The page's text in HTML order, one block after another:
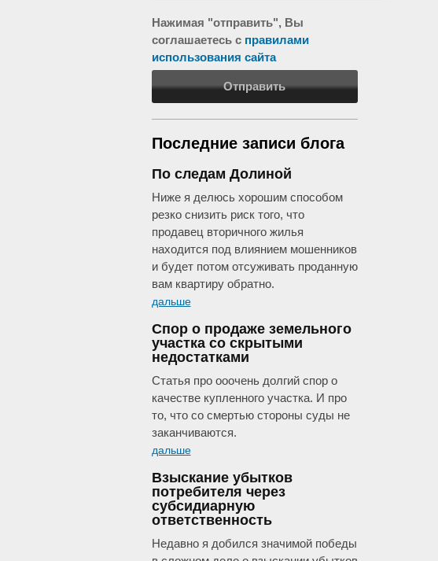
Нажимая "отправить", Вы
соглашаетесь с правилами
использования сайта
Отправить
Последние записи блога
По следам Долиной
Ниже я делюсь хорошим способом
резко снизить риск того, что
продавец вторичного жилья
находится под влиянием мошенников
и будет потом отсуживать проданную
вам квартиру обратно.
дальше
Спор о продаже земельного
участка со скрытыми
недостатками
Статья про ооочень долгий спор о
качестве купленного участка. И про
то, что со смертью стороны суды не
заканчиваются.
дальше
Взыскание убытков
потребителя через
субсидиарную
ответственность
Недавно я добился значимой победы